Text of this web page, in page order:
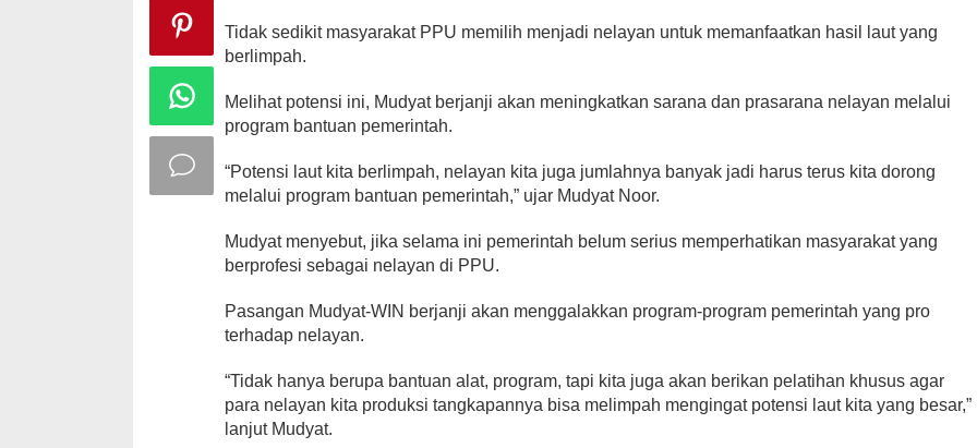
Tidak sedikit masyarakat PPU memilih menjadi nelayan untuk memanfaatkan hasil laut yang
berlimpah.
Melihat potensi ini, Mudyat berjanji akan meningkatkan sarana dan prasarana nelayan melalui
program bantuan pemerintah.
“Potensi laut kita berlimpah, nelayan kita juga jumlahnya banyak jadi harus terus kita dorong
melalui program bantuan pemerintah,” ujar Mudyat Noor.
Mudyat menyebut, jika selama ini pemerintah belum serius memperhatikan masyarakat yang
berprofesi sebagai nelayan di PPU.
Pasangan Mudyat-WIN berjanji akan menggalakkan program-program pemerintah yang pro
terhadap nelayan.
“Tidak hanya berupa bantuan alat, program, tapi kita juga akan berikan pelatihan khusus agar
para nelayan kita produksi tangkapannya bisa melimpah mengingat potensi laut kita yang besar,”
lanjut Mudyat.